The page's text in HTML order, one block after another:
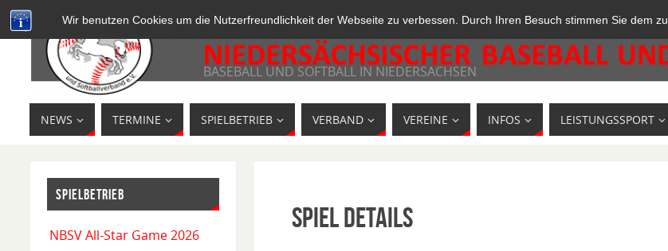
Wir benutzen Cookies um die Nutzerfreundlichkeit der Webseite zu verbessen. Durch Ihren Besuch stimmen Sie dem zu.
BASEBALL UND SOFTBALL IN NIEDERSACHSEN
NEWS TERMINE SPIELBETRIEB VERBAND VEREINE INFOS LEISTUNGSSPORT
Spiel Details
SPIELBETRIEB
NBSV All-Star Game 2026